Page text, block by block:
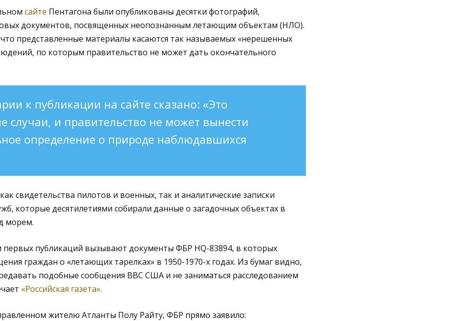
сайте Пентагона были опубликованы десятки фотографий,
документов, посвященных неопознанным летающим объектам (НЛО).
представленные материалы касаются так называемых «нерешенных
по которым правительство не может дать окончательного
к публикации на сайте сказано: «Это
случаи, и правительство не может вынести
определение о природе наблюдавшихся
свидетельства пилотов и военных, так и аналитические записки
которые десятилетиями собирали данные о загадочных объектах в
морем.
первых публикаций вызывают документы ФБР HQ-83894, в которых
граждан о «летающих тарелках» в 1950-1970-х годах. Из бумаг видно,
подобные сообщения ВВС США и не заниматься расследованием
«Российская газета».
жителю Атланты Полу Райту, ФБР прямо заявило: